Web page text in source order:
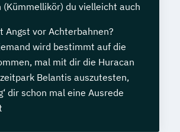
(Kümmellikör) du vielleicht auch
Angst vor Achterbahnen?
wird bestimmt auf die
mal mit dir die Huracan
Belantis auszutesten,
dir schon mal eine Ausrede